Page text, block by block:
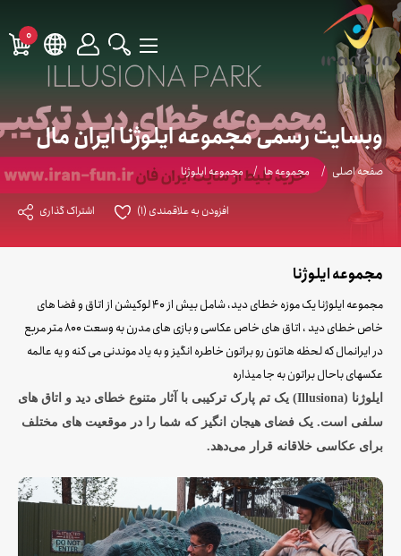
0
وبسایت رسمی مجموعه ایلوژنا ایران مال
صفحه اصلی مجموعه ها مجموعه ایلوژنا
افزودن به علاقمندی (1) اشتراک گذاری
مجموعه ایلوژنا
مجموعه ایلوژنا یک موزه خطای دید، شامل بیش از 40 لوکیشن از اتاق و فضا های
خاص خطای دید ، اتاق های خاص عکاسی و بازی های مدرن به وسعت 800 متر مربع
در ایرانمال که لحظه هاتون رو براتون خاطره انگیز و به یاد موندنی می کنه و یه عالمه
عکسهای باحال براتون به جا میذاره
ایلوژنا (Illusiona) یک تم پارک ترکیبی با آثار متنوع خطای دید و اتاق های
سلفی است. یک فضای هیجان انگیز که شما را در موقعیت های مختلف
برای عکاسی خلاقانه قرار می‌دهد.